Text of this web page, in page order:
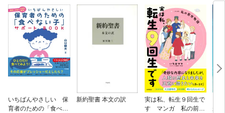
いちばんやさしい 保
育者のための「食べな
新約聖書 本文の訳
実は私、転生９回生で
す マンガ 私の前世
が